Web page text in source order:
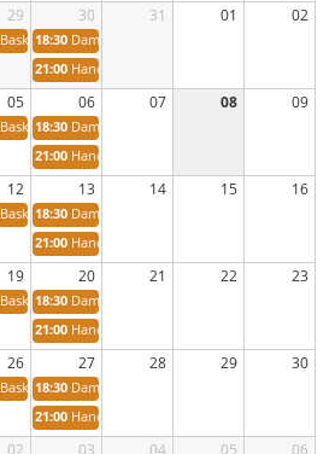
29 30 31 01 02
05 06 07 08 09
12 13 14 15 16
19 20 21 22 23
26 27 28 29 30
02 03 04 05 06
Basketballgruppe
18:30 Damen 4 (D11402) Monika Hochstein
21:00 Handball 3.Mannschaft Markus Wilms
Basketballgruppe
18:30 Damen 4 (D11402) Monika Hochstein
21:00 Handball 3.Mannschaft Markus Wilms
Basketballgruppe
18:30 Damen 4 (D11402) Monika Hochstein
21:00 Handball 3.Mannschaft Markus Wilms
Basketballgruppe
18:30 Damen 4 (D11402) Monika Hochstein
21:00 Handball 3.Mannschaft Markus Wilms
Basketballgruppe
18:30 Damen 4 (D11402) Monika Hochstein
21:00 Handball 3.Mannschaft Markus Wilms